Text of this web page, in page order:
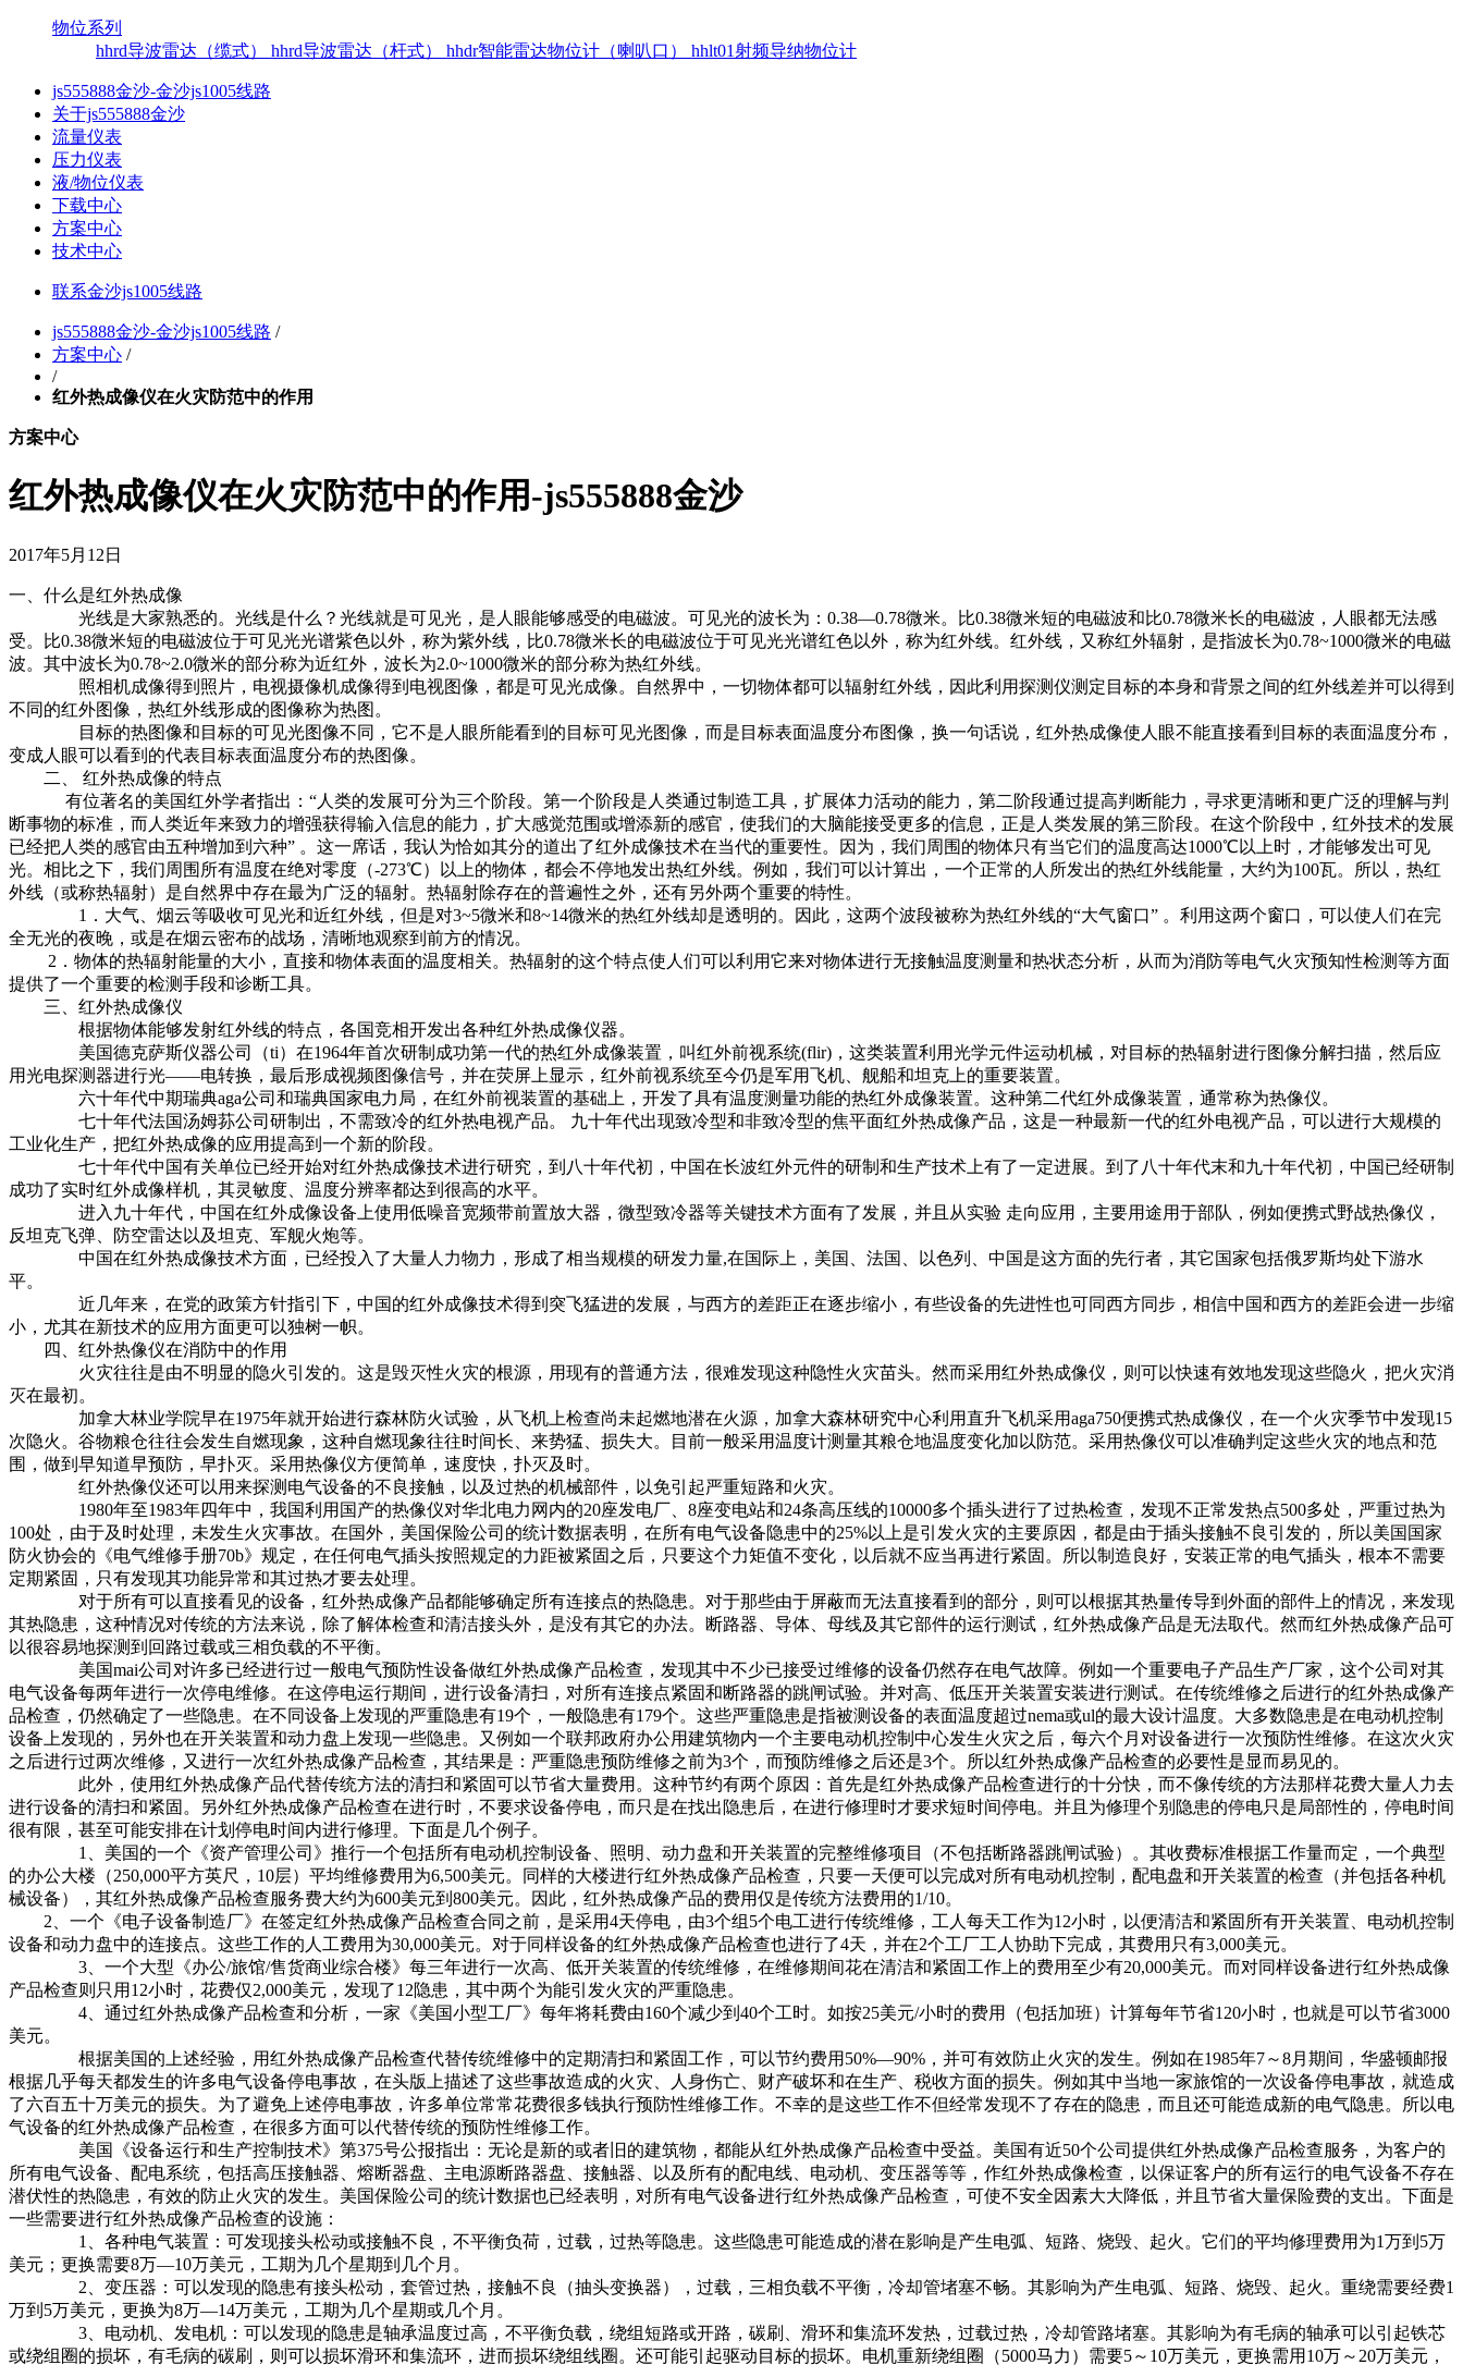
物位系列
hhrd导波雷达（缆式） hhrd导波雷达（杆式） hhdr智能雷达物位计（喇叭口） hhlt01射频导纳物位计
js555888金沙-金沙js1005线路
关于js555888金沙
流量仪表
压力仪表
液/物位仪表
下载中心
方案中心
技术中心
联系金沙js1005线路
js555888金沙-金沙js1005线路 /
方案中心 /
/
红外热成像仪在火灾防范中的作用
方案中心
红外热成像仪在火灾防范中的作用-js555888金沙
2017年5月12日
一、什么是红外热成像
光线是大家熟悉的。光线是什么？光线就是可见光，是人眼能够感受的电磁波。可见光的波长为：0.38—0.78微米。比0.38微米短的电磁波和比0.78微米长的电磁波，人眼都无法感
受。比0.38微米短的电磁波位于可见光光谱紫色以外，称为紫外线，比0.78微米长的电磁波位于可见光光谱红色以外，称为红外线。红外线，又称红外辐射，是指波长为0.78~1000微米的电磁
波。其中波长为0.78~2.0微米的部分称为近红外，波长为2.0~1000微米的部分称为热红外线。
照相机成像得到照片，电视摄像机成像得到电视图像，都是可见光成像。自然界中，一切物体都可以辐射红外线，因此利用探测仪测定目标的本身和背景之间的红外线差并可以得到
不同的红外图像，热红外线形成的图像称为热图。
目标的热图像和目标的可见光图像不同，它不是人眼所能看到的目标可见光图像，而是目标表面温度分布图像，换一句话说，红外热成像使人眼不能直接看到目标的表面温度分布，
变成人眼可以看到的代表目标表面温度分布的热图像。
二、 红外热成像的特点
有位著名的美国红外学者指出：“人类的发展可分为三个阶段。第一个阶段是人类通过制造工具，扩展体力活动的能力，第二阶段通过提高判断能力，寻求更清晰和更广泛的理解与判
断事物的标准，而人类近年来致力的增强获得输入信息的能力，扩大感觉范围或增添新的感官，使我们的大脑能接受更多的信息，正是人类发展的第三阶段。在这个阶段中，红外技术的发展
已经把人类的感官由五种增加到六种” 。这一席话，我认为恰如其分的道出了红外成像技术在当代的重要性。因为，我们周围的物体只有当它们的温度高达1000℃以上时，才能够发出可见
光。相比之下，我们周围所有温度在绝对零度（-273℃）以上的物体，都会不停地发出热红外线。例如，我们可以计算出，一个正常的人所发出的热红外线能量，大约为100瓦。所以，热红
外线（或称热辐射）是自然界中存在最为广泛的辐射。热辐射除存在的普遍性之外，还有另外两个重要的特性。
1．大气、烟云等吸收可见光和近红外线，但是对3~5微米和8~14微米的热红外线却是透明的。因此，这两个波段被称为热红外线的“大气窗口” 。利用这两个窗口，可以使人们在完
全无光的夜晚，或是在烟云密布的战场，清晰地观察到前方的情况。
2．物体的热辐射能量的大小，直接和物体表面的温度相关。热辐射的这个特点使人们可以利用它来对物体进行无接触温度测量和热状态分析，从而为消防等电气火灾预知性检测等方面
提供了一个重要的检测手段和诊断工具。
三、红外热成像仪
根据物体能够发射红外线的特点，各国竞相开发出各种红外热成像仪器。
美国德克萨斯仪器公司（ti）在1964年首次研制成功第一代的热红外成像装置，叫红外前视系统(flir)，这类装置利用光学元件运动机械，对目标的热辐射进行图像分解扫描，然后应
用光电探测器进行光——电转换，最后形成视频图像信号，并在荧屏上显示，红外前视系统至今仍是军用飞机、舰船和坦克上的重要装置。
六十年代中期瑞典aga公司和瑞典国家电力局，在红外前视装置的基础上，开发了具有温度测量功能的热红外成像装置。这种第二代红外成像装置，通常称为热像仪。
七十年代法国汤姆荪公司研制出，不需致冷的红外热电视产品。 九十年代出现致冷型和非致冷型的焦平面红外热成像产品，这是一种最新一代的红外电视产品，可以进行大规模的
工业化生产，把红外热成像的应用提高到一个新的阶段。
七十年代中国有关单位已经开始对红外热成像技术进行研究，到八十年代初，中国在长波红外元件的研制和生产技术上有了一定进展。到了八十年代末和九十年代初，中国已经研制
成功了实时红外成像样机，其灵敏度、温度分辨率都达到很高的水平。
进入九十年代，中国在红外成像设备上使用低噪音宽频带前置放大器，微型致冷器等关键技术方面有了发展，并且从实验 走向应用，主要用途用于部队，例如便携式野战热像仪，
反坦克飞弹、防空雷达以及坦克、军舰火炮等。
中国在红外热成像技术方面，已经投入了大量人力物力，形成了相当规模的研发力量,在国际上，美国、法国、以色列、中国是这方面的先行者，其它国家包括俄罗斯均处下游水
平。
近几年来，在党的政策方针指引下，中国的红外成像技术得到突飞猛进的发展，与西方的差距正在逐步缩小，有些设备的先进性也可同西方同步，相信中国和西方的差距会进一步缩
小，尤其在新技术的应用方面更可以独树一帜。
四、红外热像仪在消防中的作用
火灾往往是由不明显的隐火引发的。这是毁灭性火灾的根源，用现有的普通方法，很难发现这种隐性火灾苗头。然而采用红外热成像仪，则可以快速有效地发现这些隐火，把火灾消
灭在最初。
加拿大林业学院早在1975年就开始进行森林防火试验，从飞机上检查尚未起燃地潜在火源，加拿大森林研究中心利用直升飞机采用aga750便携式热成像仪，在一个火灾季节中发现15
次隐火。谷物粮仓往往会发生自燃现象，这种自燃现象往往时间长、来势猛、损失大。目前一般采用温度计测量其粮仓地温度变化加以防范。采用热像仪可以准确判定这些火灾的地点和范
围，做到早知道早预防，早扑灭。采用热像仪方便简单，速度快，扑灭及时。
红外热像仪还可以用来探测电气设备的不良接触，以及过热的机械部件，以免引起严重短路和火灾。
1980年至1983年四年中，我国利用国产的热像仪对华北电力网内的20座发电厂、8座变电站和24条高压线的10000多个插头进行了过热检查，发现不正常发热点500多处，严重过热为
100处，由于及时处理，未发生火灾事故。在国外，美国保险公司的统计数据表明，在所有电气设备隐患中的25%以上是引发火灾的主要原因，都是由于插头接触不良引发的，所以美国国家
防火协会的《电气维修手册70b》规定，在任何电气插头按照规定的力距被紧固之后，只要这个力矩值不变化，以后就不应当再进行紧固。所以制造良好，安装正常的电气插头，根本不需要
定期紧固，只有发现其功能异常和其过热才要去处理。
对于所有可以直接看见的设备，红外热成像产品都能够确定所有连接点的热隐患。对于那些由于屏蔽而无法直接看到的部分，则可以根据其热量传导到外面的部件上的情况，来发现
其热隐患，这种情况对传统的方法来说，除了解体检查和清洁接头外，是没有其它的办法。断路器、导体、母线及其它部件的运行测试，红外热成像产品是无法取代。然而红外热成像产品可
以很容易地探测到回路过载或三相负载的不平衡。
美国mai公司对许多已经进行过一般电气预防性设备做红外热成像产品检查，发现其中不少已接受过维修的设备仍然存在电气故障。例如一个重要电子产品生产厂家，这个公司对其
电气设备每两年进行一次停电维修。在这停电运行期间，进行设备清扫，对所有连接点紧固和断路器的跳闸试验。并对高、低压开关装置安装进行测试。在传统维修之后进行的红外热成像产
品检查，仍然确定了一些隐患。在不同设备上发现的严重隐患有19个，一般隐患有179个。这些严重隐患是指被测设备的表面温度超过nema或ul的最大设计温度。大多数隐患是在电动机控制
设备上发现的，另外也在开关装置和动力盘上发现一些隐患。又例如一个联邦政府办公用建筑物内一个主要电动机控制中心发生火灾之后，每六个月对设备进行一次预防性维修。在这次火灾
之后进行过两次维修，又进行一次红外热成像产品检查，其结果是：严重隐患预防维修之前为3个，而预防维修之后还是3个。所以红外热成像产品检查的必要性是显而易见的。
此外，使用红外热成像产品代替传统方法的清扫和紧固可以节省大量费用。这种节约有两个原因：首先是红外热成像产品检查进行的十分快，而不像传统的方法那样花费大量人力去
进行设备的清扫和紧固。另外红外热成像产品检查在进行时，不要求设备停电，而只是在找出隐患后，在进行修理时才要求短时间停电。并且为修理个别隐患的停电只是局部性的，停电时间
很有限，甚至可能安排在计划停电时间内进行修理。下面是几个例子。
1、美国的一个《资产管理公司》推行一个包括所有电动机控制设备、照明、动力盘和开关装置的完整维修项目（不包括断路器跳闸试验）。其收费标准根据工作量而定，一个典型
的办公大楼（250,000平方英尺，10层）平均维修费用为6,500美元。同样的大楼进行红外热成像产品检查，只要一天便可以完成对所有电动机控制，配电盘和开关装置的检查（并包括各种机
械设备），其红外热成像产品检查服务费大约为600美元到800美元。因此，红外热成像产品的费用仅是传统方法费用的1/10。
2、一个《电子设备制造厂》在签定红外热成像产品检查合同之前，是采用4天停电，由3个组5个电工进行传统维修，工人每天工作为12小时，以便清洁和紧固所有开关装置、电动机控制
设备和动力盘中的连接点。这些工作的人工费用为30,000美元。对于同样设备的红外热成像产品检查也进行了4天，并在2个工厂工人协助下完成，其费用只有3,000美元。
3、一个大型《办公/旅馆/售货商业综合楼》每三年进行一次高、低开关装置的传统维修，在维修期间花在清洁和紧固工作上的费用至少有20,000美元。而对同样设备进行红外热成像
产品检查则只用12小时，花费仅2,000美元，发现了12隐患，其中两个为能引发火灾的严重隐患。
4、通过红外热成像产品检查和分析，一家《美国小型工厂》每年将耗费由160个减少到40个工时。如按25美元/小时的费用（包括加班）计算每年节省120小时，也就是可以节省3000
美元。
根据美国的上述经验，用红外热成像产品检查代替传统维修中的定期清扫和紧固工作，可以节约费用50%—90%，并可有效防止火灾的发生。例如在1985年7～8月期间，华盛顿邮报
根据几乎每天都发生的许多电气设备停电事故，在头版上描述了这些事故造成的火灾、人身伤亡、财产破坏和在生产、税收方面的损失。例如其中当地一家旅馆的一次设备停电事故，就造成
了六百五十万美元的损失。为了避免上述停电事故，许多单位常常花费很多钱执行预防性维修工作。不幸的是这些工作不但经常发现不了存在的隐患，而且还可能造成新的电气隐患。所以电
气设备的红外热成像产品检查，在很多方面可以代替传统的预防性维修工作。
美国《设备运行和生产控制技术》第375号公报指出：无论是新的或者旧的建筑物，都能从红外热成像产品检查中受益。美国有近50个公司提供红外热成像产品检查服务，为客户的
所有电气设备、配电系统，包括高压接触器、熔断器盘、主电源断路器盘、接触器、以及所有的配电线、电动机、变压器等等，作红外热成像检查，以保证客户的所有运行的电气设备不存在
潜伏性的热隐患，有效的防止火灾的发生。美国保险公司的统计数据也已经表明，对所有电气设备进行红外热成像产品检查，可使不安全因素大大降低，并且节省大量保险费的支出。下面是
一些需要进行红外热成像产品检查的设施：
1、各种电气装置：可发现接头松动或接触不良，不平衡负荷，过载，过热等隐患。这些隐患可能造成的潜在影响是产生电弧、短路、烧毁、起火。它们的平均修理费用为1万到5万
美元；更换需要8万—10万美元，工期为几个星期到几个月。
2、变压器：可以发现的隐患有接头松动，套管过热，接触不良（抽头变换器），过载，三相负载不平衡，冷却管堵塞不畅。其影响为产生电弧、短路、烧毁、起火。重绕需要经费1
万到5万美元，更换为8万—14万美元，工期为几个星期或几个月。
3、电动机、发电机：可以发现的隐患是轴承温度过高，不平衡负载，绕组短路或开路，碳刷、滑环和集流环发热，过载过热，冷却管路堵塞。其影响为有毛病的轴承可以引起铁芯
或绕组圈的损坏，有毛病的碳刷，则可以损坏滑环和集流环，进而损坏绕组线圈。还可能引起驱动目标的损坏。电机重新绕组圈（5000马力）需要5～10万美元，更换需用10万～20万美元，